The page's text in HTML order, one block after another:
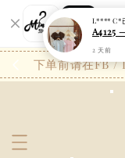
您信
下单前请在FB /
L**** C*
2 天前